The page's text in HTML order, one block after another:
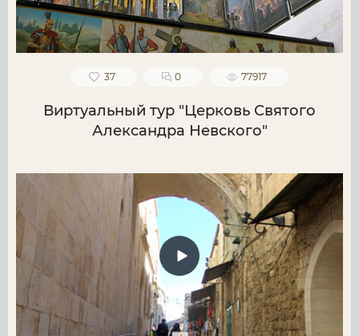
37 0 77917
Виртуальный тур "Церковь Святого
Александра Невского"